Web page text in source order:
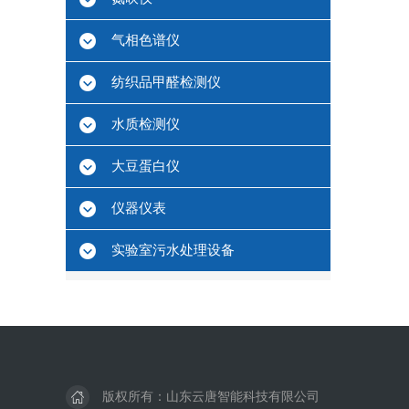
气相色谱仪
纺织品甲醛检测仪
水质检测仪
大豆蛋白仪
仪器仪表
实验室污水处理设备
版权所有：山东云唐智能科技有限公司